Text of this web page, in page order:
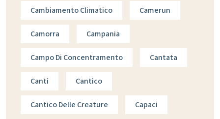
Cambiamento Climatico Camerun
Camorra Campania
Campo Di Concentramento Cantata
Canti Cantico
Cantico Delle Creature Capaci